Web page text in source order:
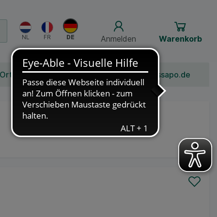
Anmelden Warenkorb
Bonusprogramm Jobs Über Schlossapo.de